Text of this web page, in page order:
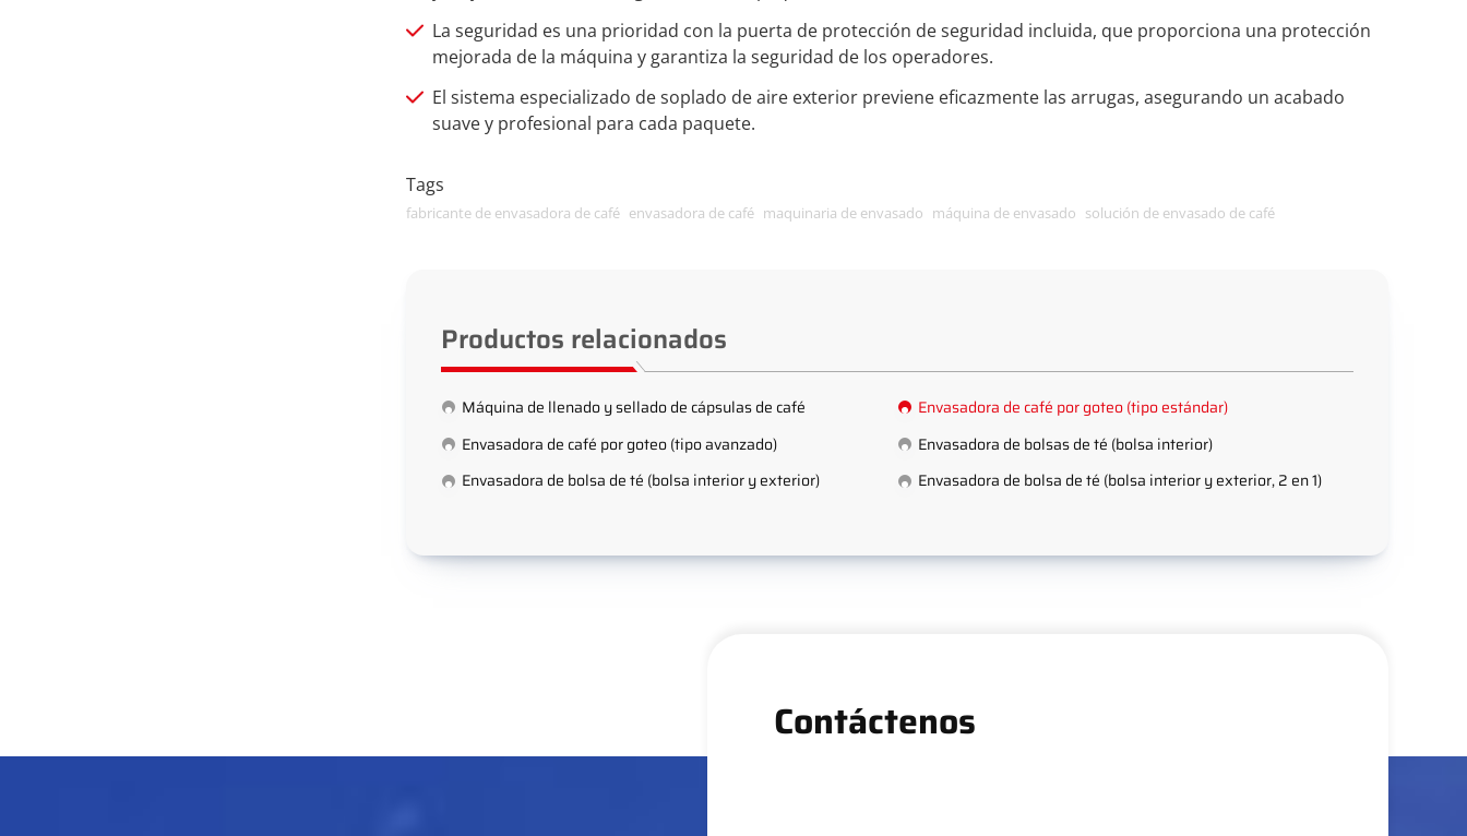
La seguridad es una prioridad con la puerta de protección de seguridad incluida, que proporciona una protección
mejorada de la máquina y garantiza la seguridad de los operadores.
El sistema especializado de soplado de aire exterior previene eficazmente las arrugas, asegurando un acabado
suave y profesional para cada paquete.
Tags
fabricante de envasadora de café envasadora de café maquinaria de envasado máquina de envasado solución de envasado de café
Productos relacionados
Máquina de llenado y sellado de cápsulas de café
Envasadora de café por goteo (tipo estándar)
Envasadora de café por goteo (tipo avanzado)
Envasadora de bolsas de té (bolsa interior)
Envasadora de bolsa de té (bolsa interior y exterior)
Envasadora de bolsa de té (bolsa interior y exterior, 2 en 1)
Contáctenos